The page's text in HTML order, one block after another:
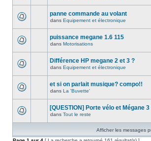
panne commande au volant
dans Equipement et électronique
puissance megane 1.6 115
dans Motorisations
Différence HP megane 2 et 3 ?
dans Equipement et électronique
et si on parlait musique? compo!!
dans La 'Buvette'
[QUESTION] Porte vélo et Mégane 3
dans Tout le reste
Afficher les messages